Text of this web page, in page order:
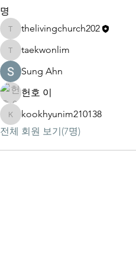
명
thelivingchurch202
thelivingchurch202
taekwonlim
taekwonlim
Sung Ahn
헌호 이
kookhyunim210138
kookhyunim210138
전체 회원 보기(7명)